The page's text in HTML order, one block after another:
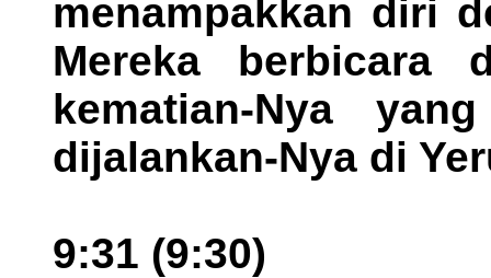
menampakkan diri
Mereka berbicara
kematian-Nya
dijalankan-Nya di
9:31 (9:30)